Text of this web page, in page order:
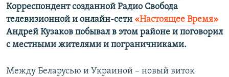
Корреспондент созданной Радио Свобода
телевизионной и онлайн-сети «Настоящее Время»
Андрей Кузаков побывал в этом районе и поговорил
с местными жителями и пограничниками.
Между Беларусью и Украиной – новый виток